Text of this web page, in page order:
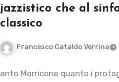
jazzistico che al
classico
Francesco Cataldo Verrina
anto Morricone quanto i